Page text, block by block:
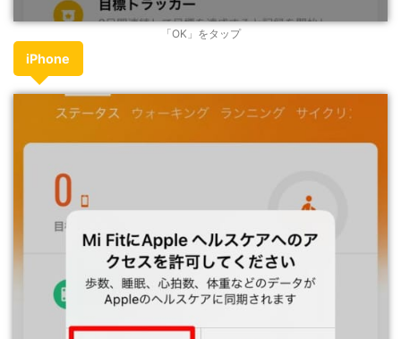
「OK」をタップ
iPhone